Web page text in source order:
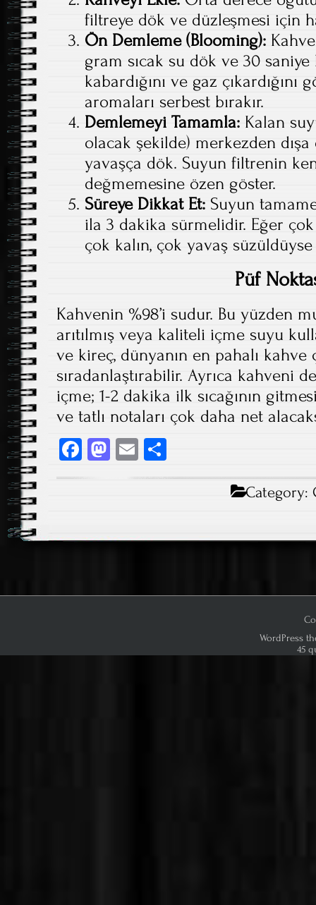
filtreye dök ve düzleşmesi için
Ön Demleme (Blooming):
gram sıcak su dök ve 30
kabardığını ve gaz çıkardığını
aromaları serbest bırakır.
Demlemeyi Tamamla: Kalan
olacak şekilde) merkezden
yavaşça dök. Suyun filtrenin
değmemesine özen göster.
Süreye Dikkat Et: Suyun
ila 3 dakika sürmelidir. Eğer
çok kalın, çok yavaş
Püf
Kahvenin %98’i sudur. Bu yüzden
arıtılmış veya kaliteli içme suyu
ve kireç, dünyanın en pahalı
sıradanlaştırabilir. Ayrıca kahveni
içme; 1-2 dakika ilk sıcağının
ve tatlı notaları çok daha net
Fa
ce
ok
M
o
E
m ha
Category:
WordPress
45